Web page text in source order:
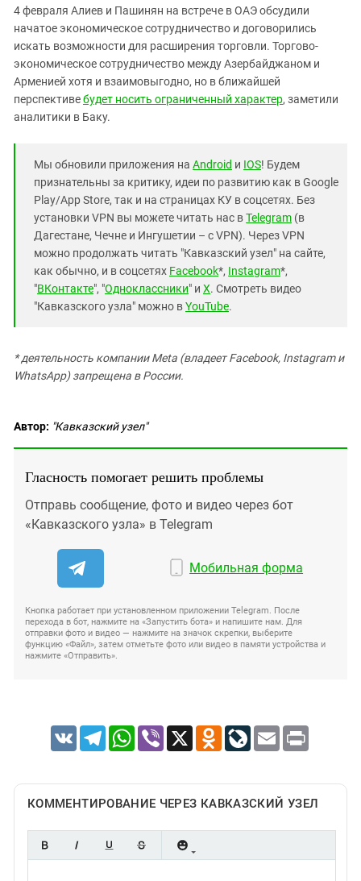
4 февраля Алиев и Пашинян на встрече в ОАЭ обсудили
начатое экономическое сотрудничество и договорились
искать возможности для расширения торговли. Торгово-
экономическое сотрудничество между Азербайджаном и
Арменией хотя и взаимовыгодно, но в ближайшей
перспективебудет носить ограниченный характер, заметили
аналитики в Баку.
Мы обновили приложения на Android и IOS! Будем
признательны за критику, идеи по развитию как в Google
Play/App Store, так и на страницах КУ в соцсетях. Без
установки VPN вы можете читать нас вTelegram (в
Дагестане, Чечне и Ингушетии – с VPN). Через VPN
можно продолжать читать "Кавказский узел" на сайте,
как обычно, и в соцсетях Facebook*, Instagram*,
"ВКонтакте", "Одноклассники" и X. Смотреть видео
"Кавказского узла" можно вYouTube.
* деятельность компании Meta (владеет Facebook, Instagram и
WhatsApp) запрещена в России.
Автор: "Кавказский узел"
Гласность помогает решить проблемы
Отправь сообщение, фото и видео через бот
«Кавказского узла» в Telegram
Мобильная форма
Кнопка работает при установленном приложении Telegram. После
перехода в бот, нажмите на «Запустить бота» и напишите нам. Для
отправки фото и видео — нажмите на значок скрепки, выберите
функцию «Файл», затем отметьте фото или видео в памяти устройства и
нажмите «Отправить».
VK TelegramWhatsApp
Viber X Odnoklassniki
LiveJournal
Email Print
КОММЕНТИРОВАНИЕ ЧЕРЕЗ КАВКАЗСКИЙ УЗЕЛ